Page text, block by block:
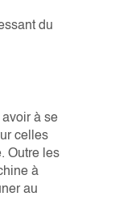
du
à se
celles
Outre les
à
au